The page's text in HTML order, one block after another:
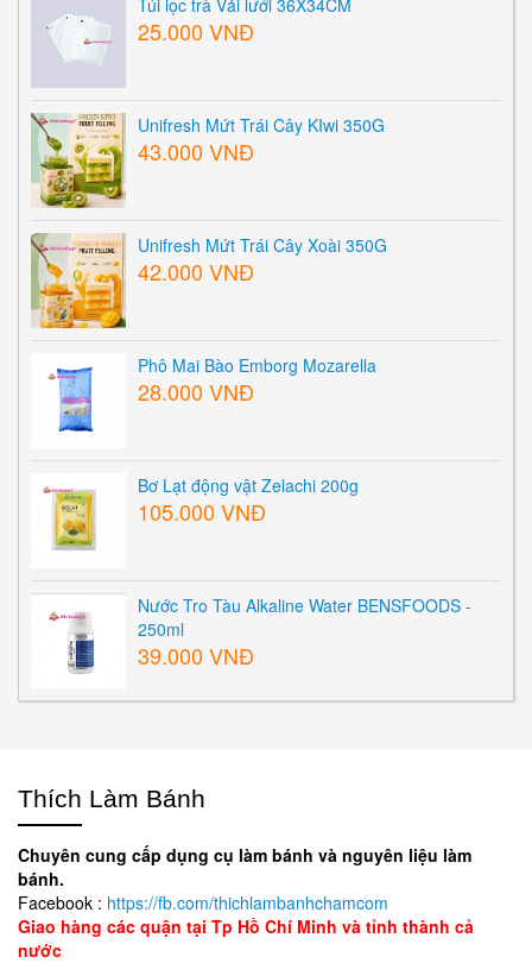
25.000 VNĐ
Unifresh Mứt Trái Cây KIwi 350G
43.000 VNĐ
Unifresh Mứt Trái Cây Xoài 350G
42.000 VNĐ
Phô Mai Bào Emborg Mozarella
28.000 VNĐ
Bơ Lạt động vật Zelachi 200g
105.000 VNĐ
Nước Tro Tàu Alkaline Water BENSFOODS -
250ml
39.000 VNĐ
Thích Làm Bánh
Chuyên cung cấp dụng cụ làm bánh và nguyên liệu làm
bánh.
Facebook : https://fb.com/thichlambanhchamcom
Giao hàng các quận tại Tp Hồ Chí Minh và tỉnh thành cả
nước